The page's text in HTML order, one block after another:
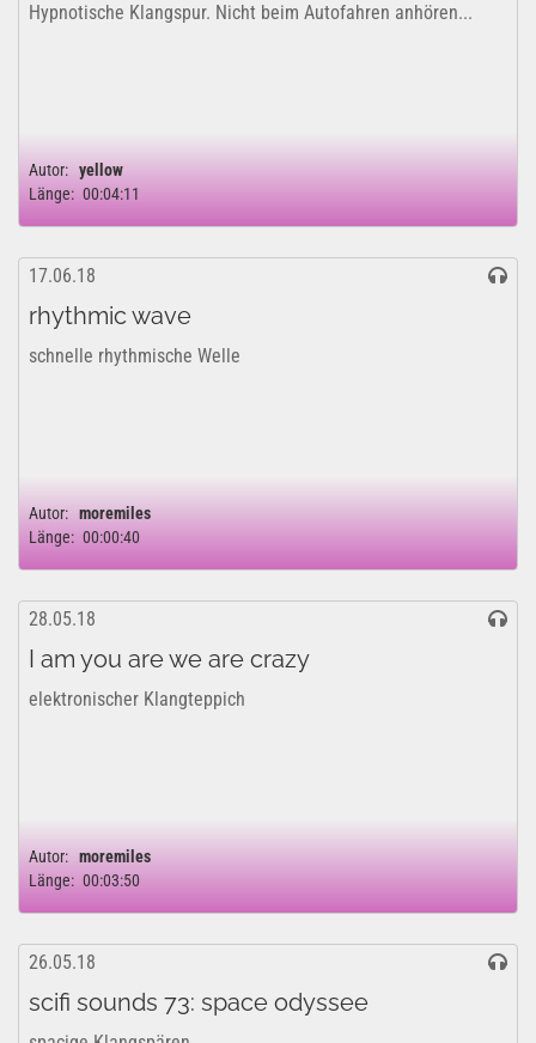
Hypnotische Klangspur. Nicht beim Autofahren anhören...
Autor: yellow
Länge: 00:04:11
17.06.18
rhythmic wave
schnelle rhythmische Welle
Autor: moremiles
Länge: 00:00:40
28.05.18
I am you are we are crazy
elektronischer Klangteppich
Autor: moremiles
Länge: 00:03:50
26.05.18
scifi sounds 73: space odyssee